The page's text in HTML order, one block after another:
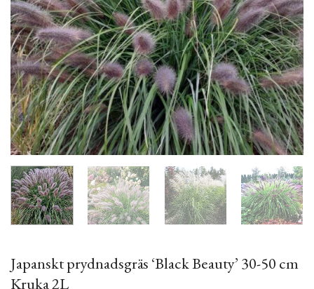
Japanskt prydnadsgräs ‘Black Beauty’ 30-50 cm
Kruka 2L